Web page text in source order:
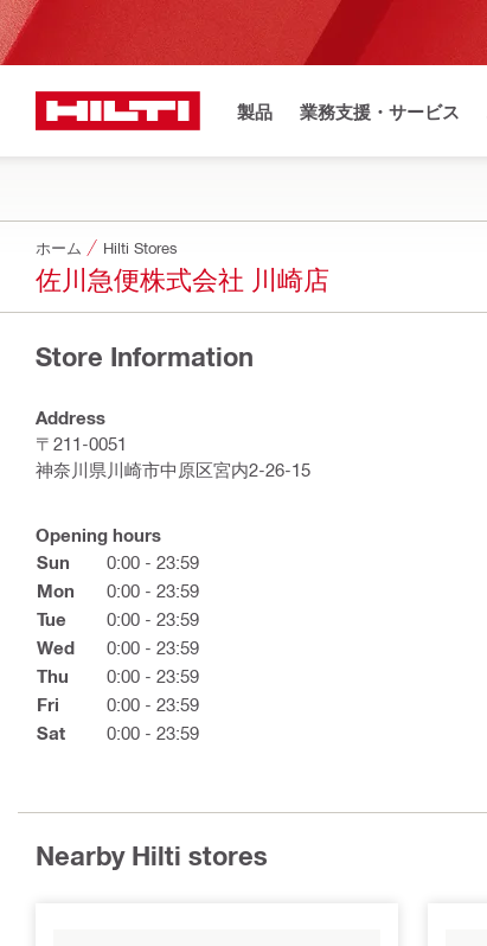
製品 業務支援・サービス
ホーム Hilti Stores
佐川急便株式会社 川崎店
Store Information
Address
〒211-0051
神奈川県川崎市中原区宮内2-26-15
Opening hours
Sun
0:00 - 23:59
Mon
0:00 - 23:59
Tue
0:00 - 23:59
Wed
0:00 - 23:59
Thu
0:00 - 23:59
Fri
0:00 - 23:59
Sat
0:00 - 23:59
Nearby Hilti stores